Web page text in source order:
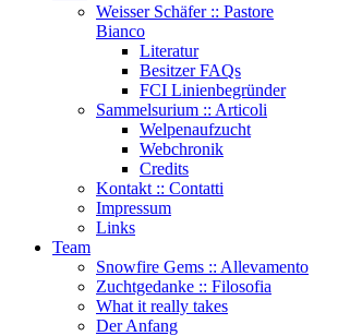
Weisser Schäfer :: Pastore
Bianco
Literatur
Besitzer FAQs
FCI Linienbegründer
Sammelsurium :: Articoli
Welpenaufzucht
Webchronik
Credits
Kontakt :: Contatti
Impressum
Links
Team
Snowfire Gems :: Allevamento
Zuchtgedanke :: Filosofia
What it really takes
Der Anfang